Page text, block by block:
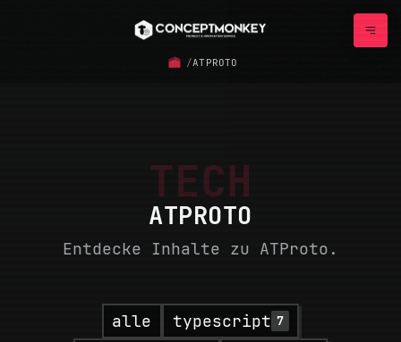
/ATPROTO
TECH
ATPROTO
Entdecke Inhalte zu ATProto.
alle typescript 7